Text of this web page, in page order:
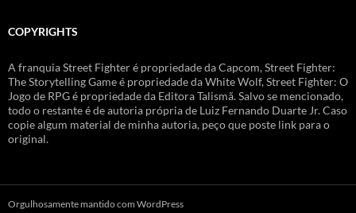
COPYRIGHTS
A franquia Street Fighter é propriedade da Capcom, Street Fighter:
The Storytelling Game é propriedade da White Wolf, Street Fighter: O
Jogo de RPG é propriedade da Editora Talismã. Salvo se mencionado,
todo o restante é de autoria própria de Luiz Fernando Duarte Jr. Caso
copie algum material de minha autoria, peço que poste link para o
original.
Orgulhosamente mantido com WordPress